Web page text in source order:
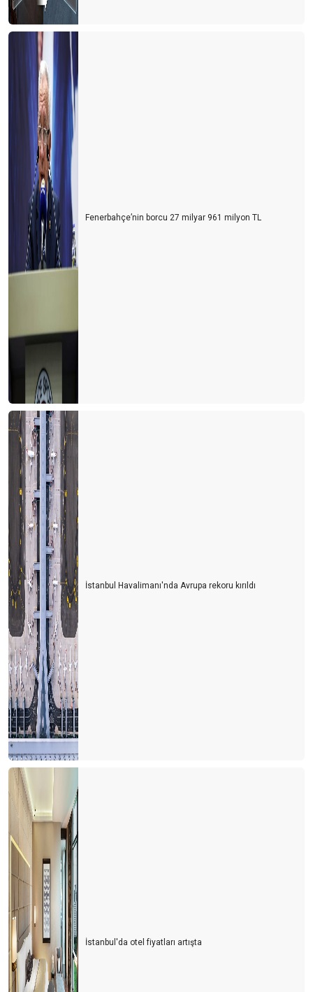
Fenerbahçe’nin borcu 27 milyar 961 milyon TL
İstanbul Havalimanı'nda Avrupa rekoru kırıldı
İstanbul'da otel fiyatları artışta